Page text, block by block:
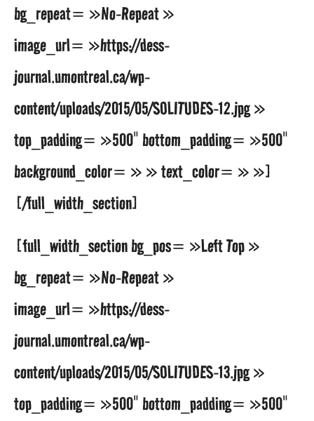
bg_repeat= »No-Repeat »
image_url= »https://dess-
journal.umontreal.ca/wp-
content/uploads/2015/05/SOLITUDES-12.jpg »
top_padding= »500″ bottom_padding= »500″
background_color= » » text_color= » »]
[/full_width_section]
[full_width_section bg_pos= »Left Top »
bg_repeat= »No-Repeat »
image_url= »https://dess-
journal.umontreal.ca/wp-
content/uploads/2015/05/SOLITUDES-13.jpg »
top_padding= »500″ bottom_padding= »500″